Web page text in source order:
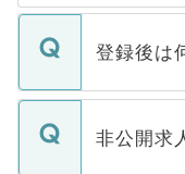
登録後は
ご登録いた
登録内容
非公開求